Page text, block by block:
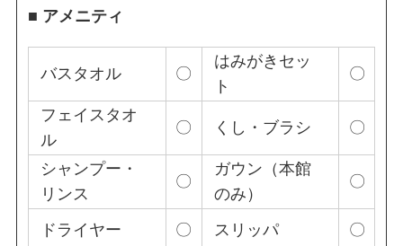
■ アメニティ
バスタオル 〇
はみがきセッ
ト
〇
フェイスタオ
ル
〇 くし・ブラシ 〇
シャンプー・
リンス
〇
ガウン（本館
のみ）
〇
ドライヤー 〇 スリッパ 〇